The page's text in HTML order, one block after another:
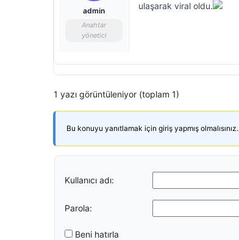
admin
Anahtar
yönetici
ulaşarak viral oldu.
1 yazı görüntüleniyor (toplam 1)
Bu konuyu yanıtlamak için giriş yapmış olmalısınız.
Kullanıcı adı:
Parola:
Beni hatırla